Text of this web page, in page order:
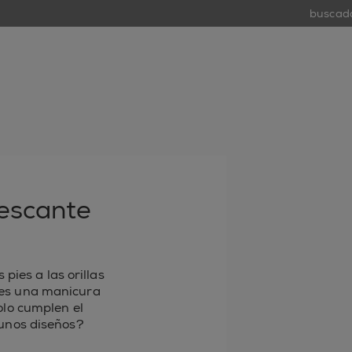
pies a las orillas
una manicura
cumplen el
diseños?